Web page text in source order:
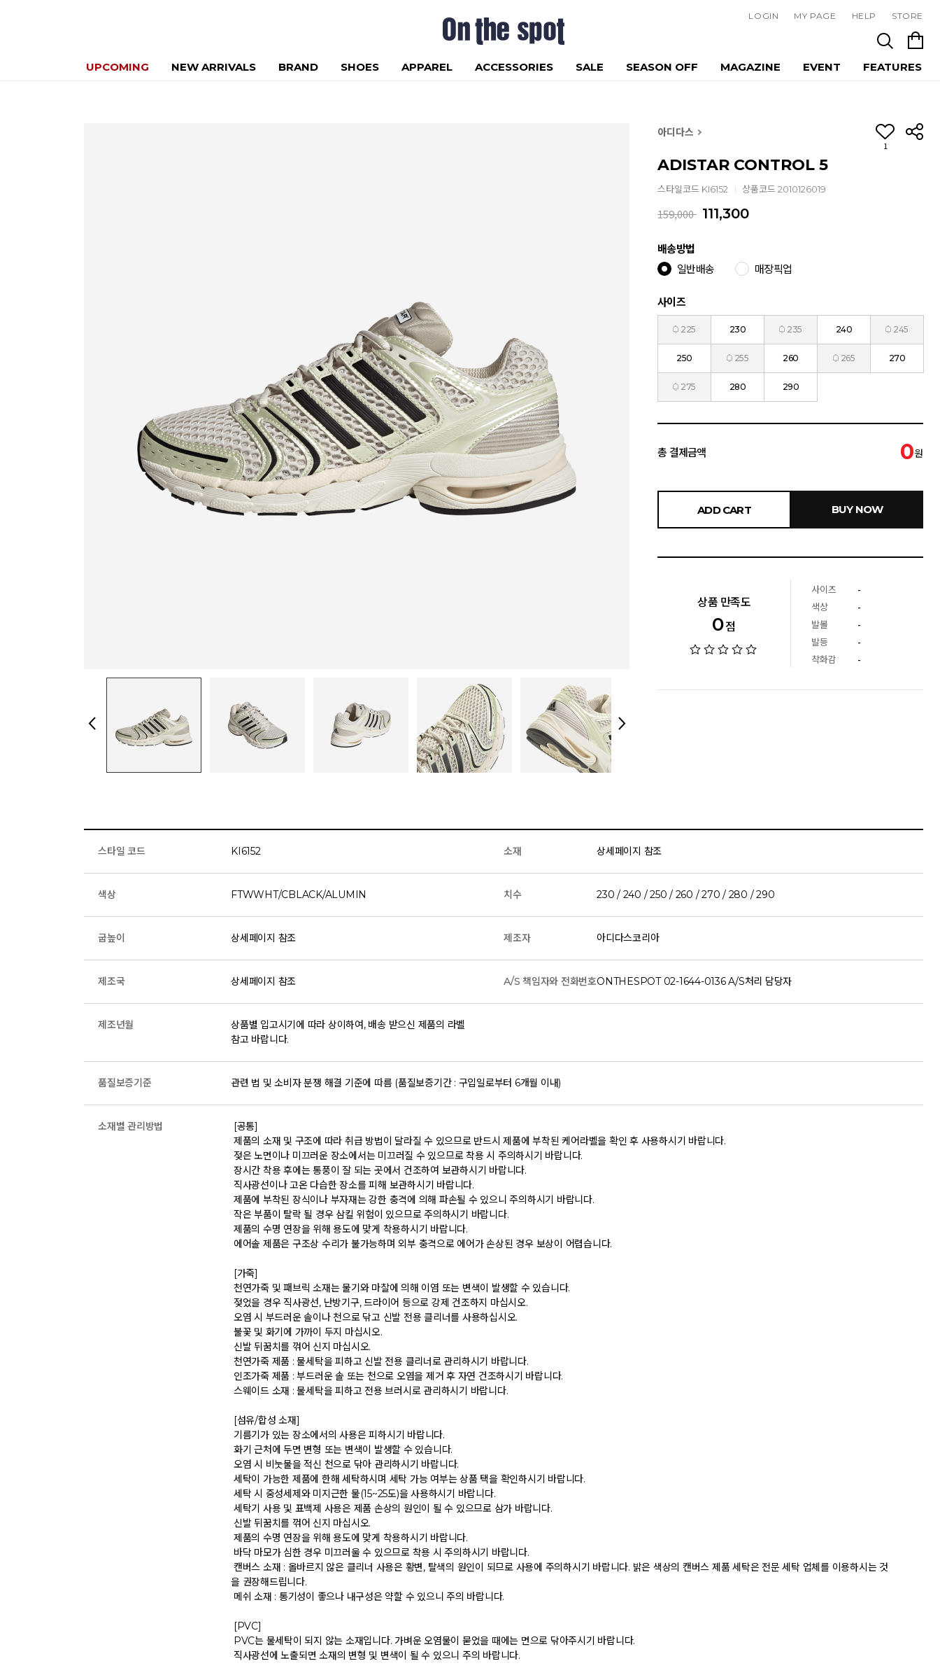
LOGIN MY PAGE HELP STORE
UPCOMING NEW ARRIVALS BRAND SHOES APPAREL ACCESSORIES SALE SEASON OFF MAGAZINE EVENT FEATURES
아디다스
1
ADISTAR CONTROL 5
스타일코드 KI6152 상품코드 2010126019
159,000 111,300
배송방법
일반배송 매장픽업
사이즈
225 230 235 240 245
250 255 260 265 270
275 280 290
총 결제금액 0원
ADD CART BUY NOW
상품 만족도
0점
사이즈
-
색상
-
발볼
-
발등
-
착화감
-
스타일 코드 KI6152 소재 상세페이지 참조
색상 FTWWHT/CBLACK/ALUMIN 치수 230 / 240 / 250 / 260 / 270 / 280 / 290
굽높이 상세페이지 참조 제조자 아디다스코리아
제조국 상세페이지 참조 A/S 책임자와 전화번호ONTHESPOT 02-1644-0136 A/S처리 담당자
제조년월
상품별 입고시기에 따라 상이하여, 배송 받으신 제품의 라벨
참고 바랍니다.
품질보증기준 관련 법 및 소비자 분쟁 해결 기준에 따름 (품질보증기간 : 구입일로부터 6개월 이내)
소재별 관리방법
을 권장해드립니다.